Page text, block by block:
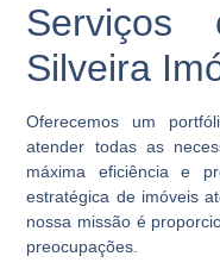
Serviços
Silveira
Oferecemos um
atender todas as
máxima eficiência e
estratégica de imóveis
nossa missão é
preocupações.